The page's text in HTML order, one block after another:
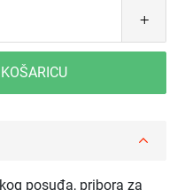
posuđa, pribora za